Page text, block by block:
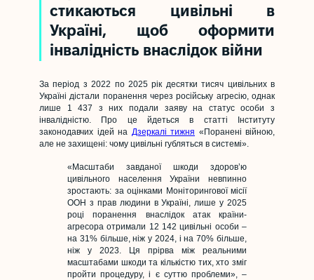
стикаються цивільні в
Україні, щоб оформити
інвалідність внаслідок війни
За період з 2022 по 2025 рік десятки тисяч цивільних в
Україні дістали поранення через російську агресію, однак
лише 1 437 з них подали заяву на статус особи з
інвалідністю. Про це йдеться в статті Інституту
законодавчих ідей на Дзеркалі тижня «Поранені війною,
але не захищені: чому цивільні губляться в системі».
«Масштаби завданої шкоди здоров’ю
цивільного населення України невпинно
зростають: за оцінками Моніторингової місії
ООН з прав людини в Україні, лише у 2025
році поранення внаслідок атак країни-
агресора отримали 12 142 цивільні особи –
на 31% більше, ніж у 2024, і на 70% більше,
ніж у 2023. Ця прірва між реальними
масштабами шкоди та кількістю тих, хто зміг
пройти процедуру, і є суттю проблеми», –